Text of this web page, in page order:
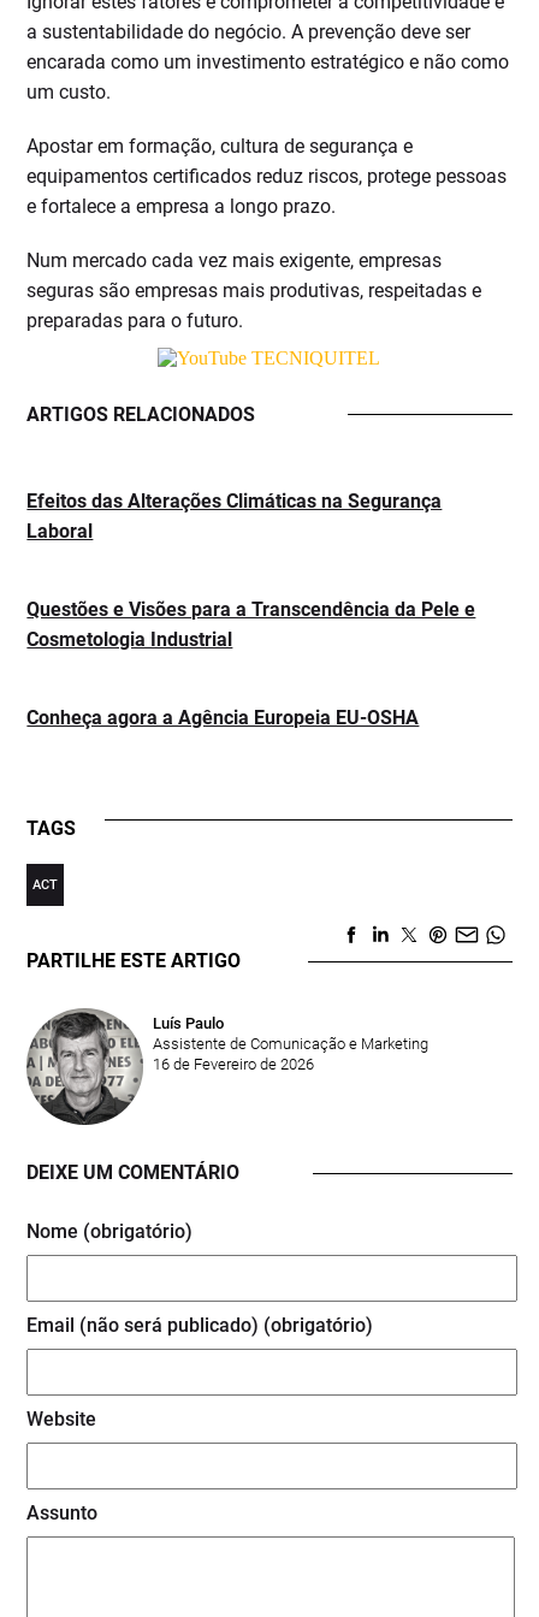
a sustentabilidade do negócio. A prevenção deve ser
encarada como um investimento estratégico e não como
um custo.
Apostar em formação, cultura de segurança e
equipamentos certificados reduz riscos, protege pessoas
e fortalece a empresa a longo prazo.
Num mercado cada vez mais exigente, empresas
seguras são empresas mais produtivas, respeitadas e
preparadas para o futuro.
ARTIGOS RELACIONADOS
Efeitos das Alterações Climáticas na Segurança
Laboral
Questões e Visões para a Transcendência da Pele e
Cosmetologia Industrial
Conheça agora a Agência Europeia EU-OSHA
TAGS
ACT
PARTILHE ESTE ARTIGO
Luís Paulo
Assistente de Comunicação e Marketing
16 de Fevereiro de 2026
DEIXE UM COMENTÁRIO
Nome (obrigatório)
Email (não será publicado) (obrigatório)
Website
Assunto